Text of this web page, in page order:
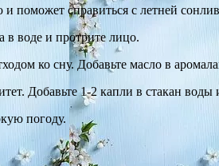
справиться с летней
в воде и протрите лицо.
ко сну. Добавьте масло в
Добавьте 1-2 капли в стакан воды
погоду.